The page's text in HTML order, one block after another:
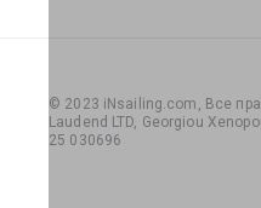
© 2023 iNsailing.com, Все
Laudend LTD, Georgiou
25 030696